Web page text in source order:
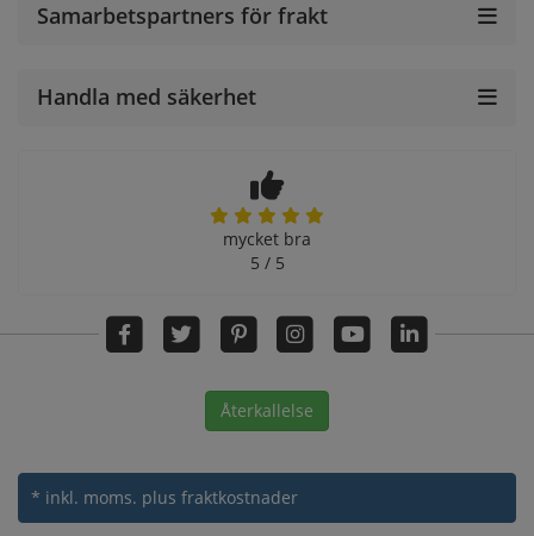
Samarbetspartners för frakt
Handla med säkerhet
mycket bra
5 / 5
Återkallelse
* inkl. moms. plus fraktkostnader